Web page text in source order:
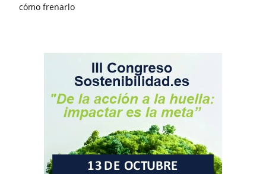
cómo frenarlo